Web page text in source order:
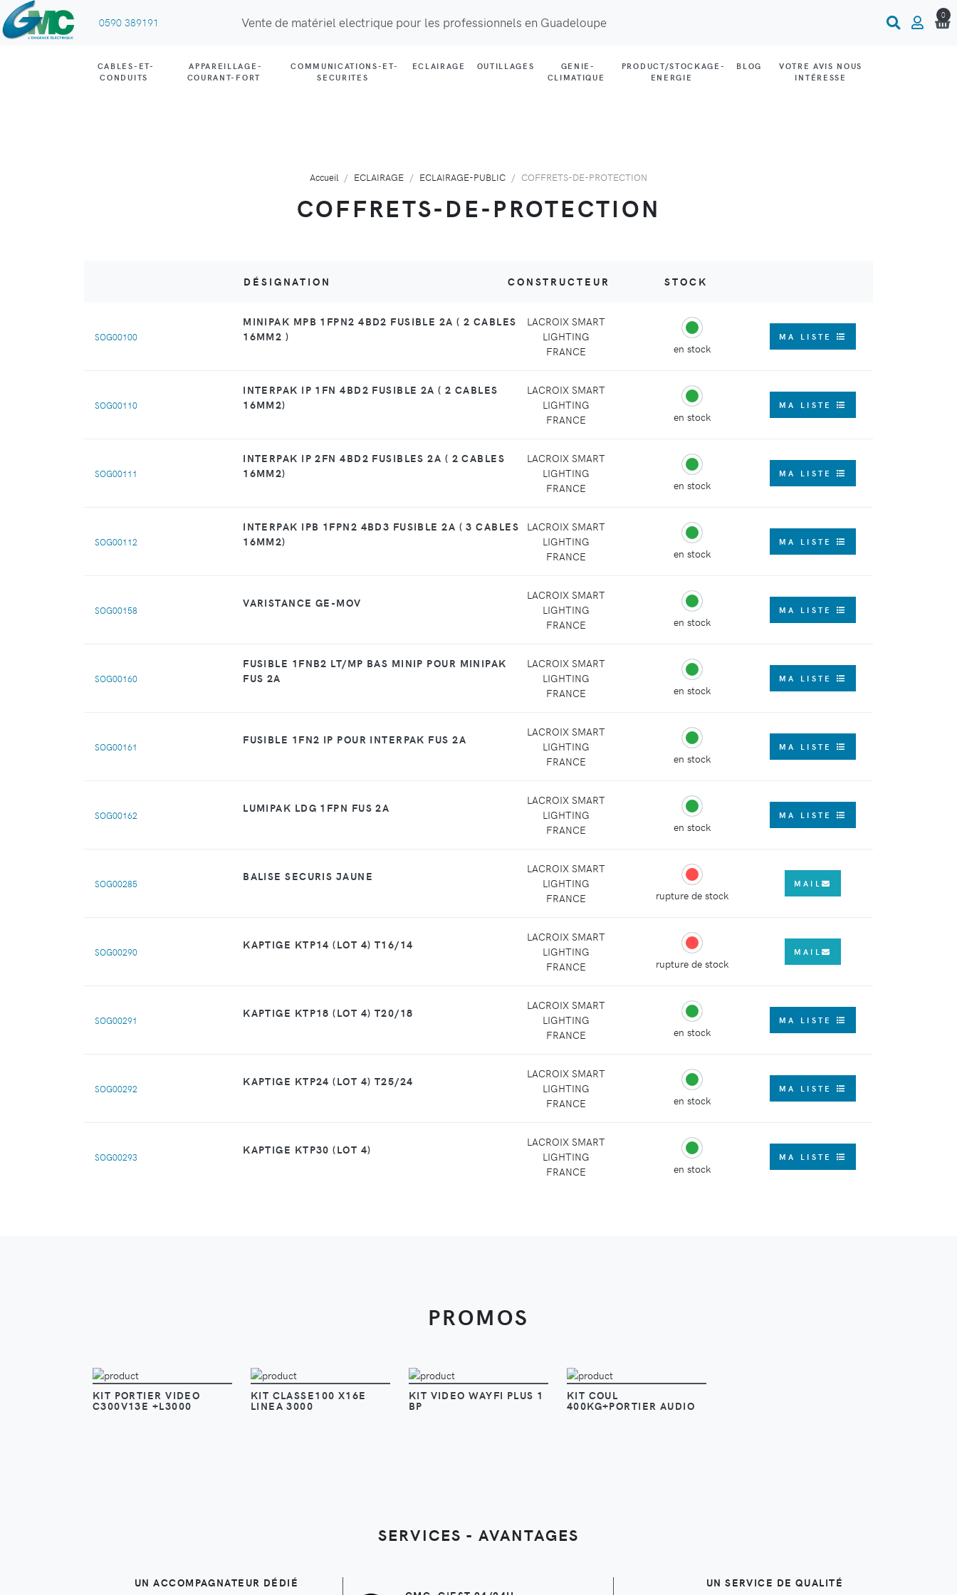
0590 389191 Vente de matériel electrique pour les professionnels en Guadeloupe 0
CABLES-ET-
CONDUITS
APPAREILLAGE-
COURANT-FORT
COMMUNICATIONS-ET-
SECURITES
ECLAIRAGE OUTILLAGES
GENIE-
CLIMATIQUE
PRODUCT/STOCKAGE-
ENERGIE
BLOG
VOTRE AVIS NOUS
INTÉRESSE
Accueil ECLAIRAGE ECLAIRAGE-PUBLIC COFFRETS-DE-PROTECTION
COFFRETS-DE-PROTECTION
DÉSIGNATION CONSTRUCTEUR STOCK
SOG00100
MINIPAK MPB 1FPN2 4BD2 FUSIBLE 2A ( 2 CABLES
16MM2 )
LACROIX SMART
LIGHTING
FRANCE
en stock
MA LISTE
SOG00110
INTERPAK IP 1FN 4BD2 FUSIBLE 2A ( 2 CABLES
16MM2)
LACROIX SMART
LIGHTING
FRANCE
en stock
MA LISTE
SOG00111
INTERPAK IP 2FN 4BD2 FUSIBLES 2A ( 2 CABLES
16MM2)
LACROIX SMART
LIGHTING
FRANCE
en stock
MA LISTE
SOG00112
INTERPAK IPB 1FPN2 4BD3 FUSIBLE 2A ( 3 CABLES
16MM2)
LACROIX SMART
LIGHTING
FRANCE
en stock
MA LISTE
SOG00158
VARISTANCE GE-MOV
LACROIX SMART
LIGHTING
FRANCE
en stock
MA LISTE
SOG00160
FUSIBLE 1FNB2 LT/MP BAS MINIP POUR MINIPAK
FUS 2A
LACROIX SMART
LIGHTING
FRANCE
en stock
MA LISTE
SOG00161
FUSIBLE 1FN2 IP POUR INTERPAK FUS 2A
LACROIX SMART
LIGHTING
FRANCE
en stock
MA LISTE
SOG00162
LUMIPAK LDG 1FPN FUS 2A
LACROIX SMART
LIGHTING
FRANCE
en stock
MA LISTE
SOG00285
BALISE SECURIS JAUNE
LACROIX SMART
LIGHTING
FRANCE
rupture de stock
MAIL
SOG00290
KAPTIGE KTP14 (LOT 4) T16/14
LACROIX SMART
LIGHTING
FRANCE
rupture de stock
MAIL
SOG00291
KAPTIGE KTP18 (LOT 4) T20/18
LACROIX SMART
LIGHTING
FRANCE
en stock
MA LISTE
SOG00292
KAPTIGE KTP24 (LOT 4) T25/24
LACROIX SMART
LIGHTING
FRANCE
en stock
MA LISTE
SOG00293
KAPTIGE KTP30 (LOT 4)
LACROIX SMART
LIGHTING
FRANCE
en stock
MA LISTE
PROMOS
KIT PORTIER VIDEO
C300V13E +L3000
KIT CLASSE100 X16E
LINEA 3000
KIT VIDEO WAYFI PLUS 1
BP
KIT COUL
400KG+PORTIER AUDIO
SERVICES - AVANTAGES
UN ACCOMPAGNATEUR DÉDIÉ UN SERVICE DE QUALITÉ